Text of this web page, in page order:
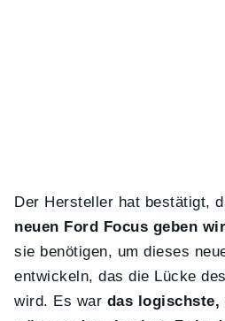
Der Hersteller hat bestätigt,
neuen Ford Focus geben
sie benötigen, um dieses
entwickeln, das die Lücke
wird. Es war das logischste,